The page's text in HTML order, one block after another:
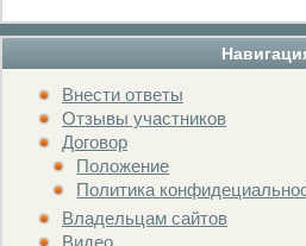
Внести ответы
Отзывы участников
Договор
Положение
Политика
Владельцам сайтов
Видео